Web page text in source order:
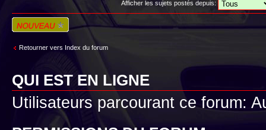
Afficher les sujets postés depuis:
Écrire un nouveau
sujet
Retourner vers Index du forum
QUI EST EN LIGNE
Utilisateurs parcourant ce forum: